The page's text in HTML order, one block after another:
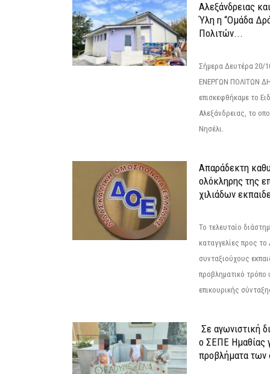
Αλεξάνδρειας
Ύλη η “Ομάδα
Πολιτών...
Σήμερα Δευτέρα
ΕΝΕΡΓΩΝ ΠΟΛΙΤΩΝ
επισκεφθήκαμε το
Αλεξάνδρειας, το
Νησέλι.
Απαράδεκτη
ολόκληρης της
χιλιάδων
Το τελευταίο
καταγγελίες προς
συνταξιούχους
προβληματικό τρόπο
επικουρικής
Σε αγωνιστική
ο ΣΕΠΕ Ημαθίας
προβλήματα των